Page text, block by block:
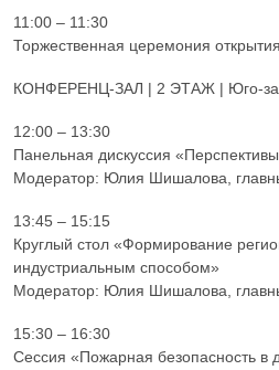
11:00 – 11:30
Торжественная церемония
КОНФЕРЕНЦ-ЗАЛ | 2 ЭТАЖ | Юго-
12:00 – 13:30
Панельная дискуссия
Модератор: Юлия Шишалова,
13:45 – 15:15
Круглый стол «Формирование
индустриальным способом»
Модератор: Юлия Шишалова,
15:30 – 16:30
Сессия «Пожарная безопасность в